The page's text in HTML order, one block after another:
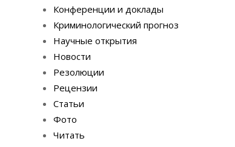
Конференции и доклады
Криминологический прогноз
Научные открытия
Новости
Резолюции
Рецензии
Статьи
Фото
Читать